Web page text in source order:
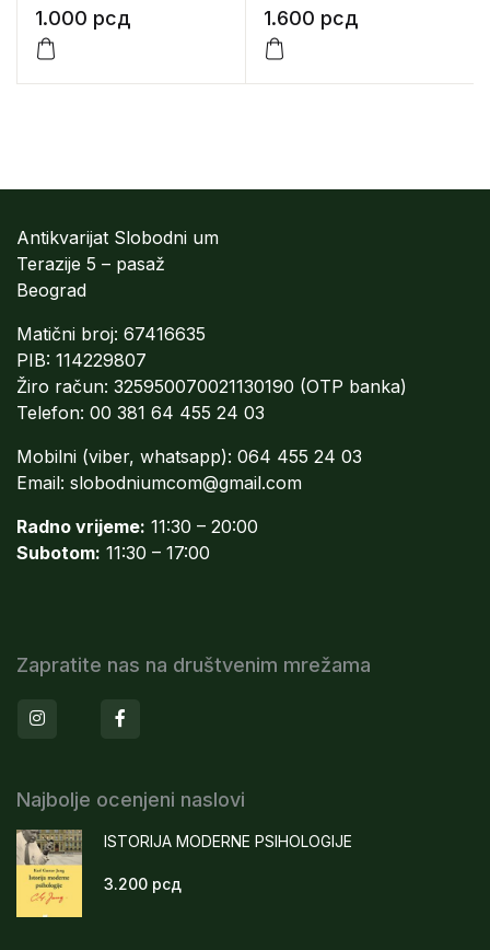
1.000 рсд
estetika
1.600 рсд
Antikvarijat Slobodni um
Terazije 5 – pasaž
Beograd
Matični broj: 67416635
PIB: 114229807
Žiro račun: 325950070021130190 (OTP banka)
Telefon: 00 381 64 455 24 03
Mobilni (viber, whatsapp): 064 455 24 03
Email: slobodniumcom@gmail.com
Radno vrijeme: 11:30 – 20:00
Subotom: 11:30 – 17:00
Zapratite nas na društvenim mrežama
Instagram
Najbolje ocenjeni naslovi
ISTORIJA MODERNE PSIHOLOGIJE
3.200 рсд